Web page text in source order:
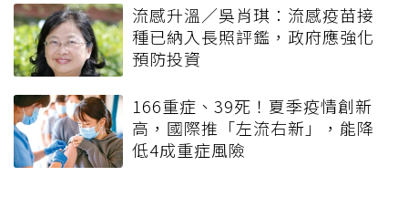
流感升溫／吳肖琪：流感疫苗接
種已納入長照評鑑，政府應強化
預防投資
166重症、39死！夏季疫情創新
高，國際推「左流右新」，能降
低4成重症風險